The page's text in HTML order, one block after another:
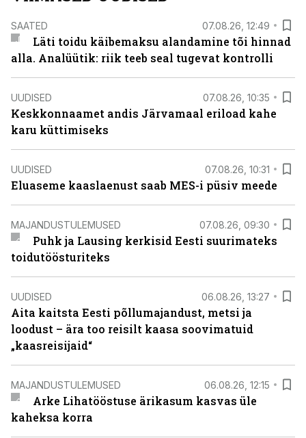
SAATED 07.08.26, 12:49
Läti toidu käibemaksu alandamine tõi hinnad
alla. Analüütik: riik teeb seal tugevat kontrolli
UUDISED 07.08.26, 10:35
Keskkonnaamet andis Järvamaal eriload kahe
karu küttimiseks
UUDISED 07.08.26, 10:31
Eluaseme kaaslaenust saab MES-i püsiv meede
MAJANDUSTULEMUSED 07.08.26, 09:30
Puhk ja Lausing kerkisid Eesti suurimateks
toidutöösturiteks
UUDISED 06.08.26, 13:27
Aita kaitsta Eesti põllumajandust, metsi ja
loodust – ära too reisilt kaasa soovimatuid
„kaasreisijaid“
MAJANDUSTULEMUSED 06.08.26, 12:15
Arke Lihatööstuse ärikasum kasvas üle
kaheksa korra